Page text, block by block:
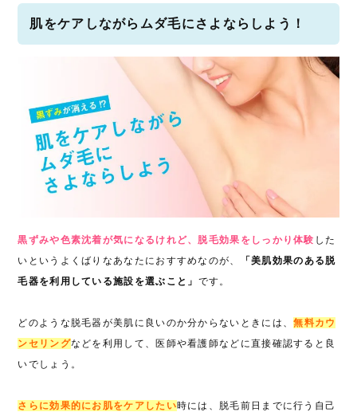
肌をケアしながらムダ毛にさよならしよう！
黒ずみや色素沈着が気になるけれど、脱毛効果をしっかり体験 した
いというよくばりなあなたにおすすめなのが、
「美肌効果のある脱
毛器を利用している施設を選ぶこと」 です。
どのような脱毛器が美肌に良いのか分からないときには、無料カウ
ンセリングなどを利用して、医師や看護師などに直接確認すると良
いでしょう。
さらに効果的にお肌をケアしたい時には、脱毛前日までに行う自己